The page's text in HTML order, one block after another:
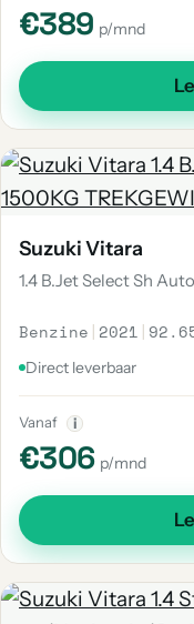
€389 p/mnd
Suzuki Vitara
1.4 B.Jet Select Sh
Benzine | 2021 |
Direct leverbaar
Vanaf i
€306 p/mnd